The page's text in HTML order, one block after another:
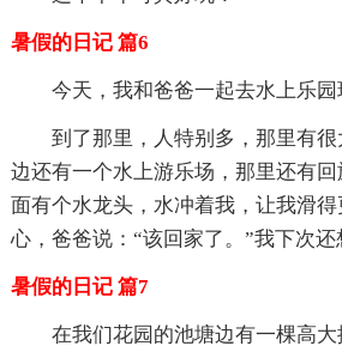
暑假的日记 篇6
今天，我和爸爸一起去水上乐园
到了那里，人特别多，那里有
边还有一个水上游乐场，那里还有
面有个水龙头，水冲着我，让我滑
心，爸爸说：“该回家了。”我下次还
暑假的日记 篇7
在我们花园的池塘边有一棵高大